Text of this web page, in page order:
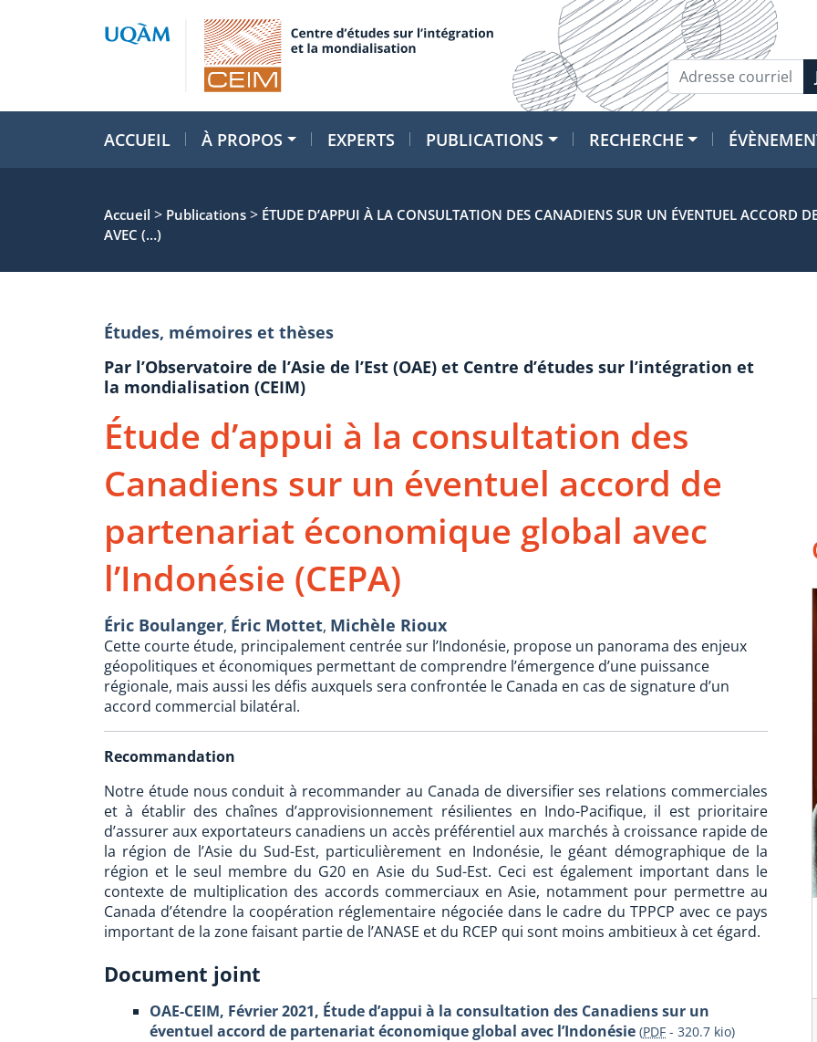
ACCUEIL À PROPOS EXPERTS PUBLICATIONS RECHERCHE
Accueil > Publications > ÉTUDE D’APPUI À LA CONSULTATION DES CANADIENS SUR UN ÉVENTUEL ACCORD
AVEC (…)
Études, mémoires et thèses
Par l’Observatoire de l’Asie de l’Est (OAE) et Centre d’études sur l’intégration et
la mondialisation (CEIM)
Étude d’appui à la consultation des
Canadiens sur un éventuel accord de
partenariat économique global avec
l’Indonésie (CEPA)
Éric Boulanger, Éric Mottet, Michèle Rioux
Cette courte étude, principalement centrée sur l’Indonésie, propose un panorama des enjeux
géopolitiques et économiques permettant de comprendre l’émergence d’une puissance
régionale, mais aussi les défis auxquels sera confrontée le Canada en cas de signature d’un
accord commercial bilatéral.
Recommandation
Notre étude nous conduit à recommander au Canada de diversifier ses relations commerciales
et à établir des chaînes d’approvisionnement résilientes en Indo-Pacifique, il est prioritaire
d’assurer aux exportateurs canadiens un accès préférentiel aux marchés à croissance rapide de
la région de l’Asie du Sud-Est, particulièrement en Indonésie, le géant démographique de la
région et le seul membre du G20 en Asie du Sud-Est. Ceci est également important dans le
contexte de multiplication des accords commerciaux en Asie, notamment pour permettre au
Canada d’étendre la coopération réglementaire négociée dans le cadre du TPPCP avec ce pays
important de la zone faisant partie de l’ANASE et du RCEP qui sont moins ambitieux à cet égard.
Document joint
OAE-CEIM, Février 2021, Étude d’appui à la consultation des Canadiens sur un
éventuel accord de partenariat économique global avec l’Indonésie (PDF - 320.7 kio)